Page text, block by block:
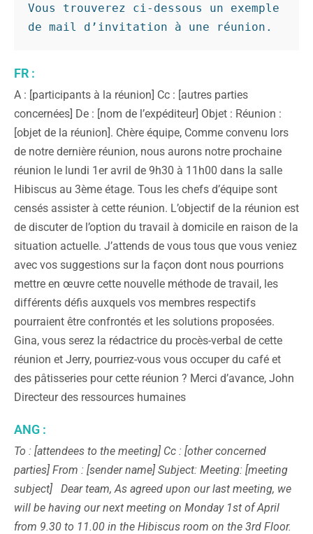
Vous trouverez ci-dessous un exemple
de mail d’invitation à une réunion.
FR :
A : [participants à la réunion] Cc : [autres parties
concernées] De : [nom de l’expéditeur] Objet : Réunion :
[objet de la réunion]. Chère équipe, Comme convenu lors
de notre dernière réunion, nous aurons notre prochaine
réunion le lundi 1er avril de 9h30 à 11h00 dans la salle
Hibiscus au 3ème étage. Tous les chefs d’équipe sont
censés assister à cette réunion. L’objectif de la réunion est
de discuter de l’option du travail à domicile en raison de la
situation actuelle. J’attends de vous tous que vous veniez
avec vos suggestions sur la façon dont nous pourrions
mettre en œuvre cette nouvelle méthode de travail, les
différents défis auxquels vos membres respectifs
pourraient être confrontés et les solutions proposées.
Gina, vous serez la rédactrice du procès-verbal de cette
réunion et Jerry, pourriez-vous vous occuper du café et
des pâtisseries pour cette réunion ? Merci d’avance, John
Directeur des ressources humaines
ANG :
To : [attendees to the meeting] Cc : [other concerned
parties] From : [sender name] Subject: Meeting: [meeting
subject]
Dear team, As agreed upon our last meeting, we
will be having our next meeting on Monday 1st of April
from 9.30 to 11.00 in the Hibiscus room on the 3rd Floor.